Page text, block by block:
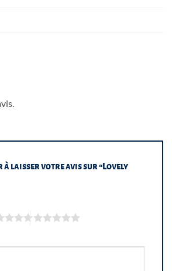
à laisser votre avis sur “Lovely